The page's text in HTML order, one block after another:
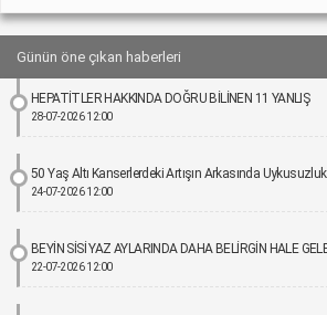
Günün öne çıkan haberleri
HEPATİTLER HAKKINDA DOĞRU BİLİNEN 11 YANLIŞ
28-07-2026 12:00
50 Yaş Altı Kanserlerdeki Artışın Arkasında
24-07-2026 12:00
BEYİN SİSİ YAZ AYLARINDA DAHA BELİRGİN HALE
22-07-2026 12:00